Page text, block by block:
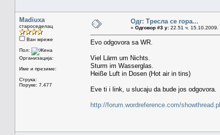
Madiuxa
староседелац
Ван мреже
Пол:
Организација:
Име и презиме:
Струка:
Поруке: 7.477
Одг: Тресла се гора...
« Одговор #3 у: 22.51 ч. 15.10.2009.
Evo odgovora sa WR.
Viel Lärm um Nichts.
Sturm im Wasserglas.
Heiße Luft in Dosen (Hot air in tins)
Eve ti i link, u slucaju da bude jos odgovora.
http://forum.wordreference.com/